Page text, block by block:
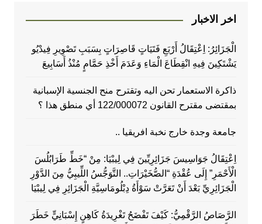
اخر الاخبار
الْجَزَائِرُ: اِعْتِقَالُ أَرْبَعِ فَتَيَاتٍ قَاصِرَاتٍ بِسَبَبِ تَصْوِيرِ فِيدْيُو
يَشْتَكِينَ فِيهِ انْقِطَاعَ الْمَاءِ وَعَدَمَ أَخْذِ حَمَّامٍ مُنْذُ أَسَابِيعَ
ذاكرة الاستعمار تحن اليه وتقترح منح الجنسية الإسبانية
بمقتضى مقترح القانون 122/000072 أي منطق هذا ؟
جامعة وجدة خارج نخبة افريقيا ..
اِعْتِقَالُ جَوَاسِيسَ جَزَائِرِيِّينَ فِي لِيبْيَا: مِنْ “خَطِّ طَرَابُلُسَ
الْأَحْمَرِ” إِلَى عُقْدَةِ “الصُّخَيْرَاتِ.. التَّوَجُّسُ اللِّيبِيُّ مِنَ الدَّوْرِ
الْجَزَائِرِيِّ بَعْدَ أَنْ تَعَرَّتْ سَوْأَةُ دِبْلُومَاسِيَّةِ الْجَزَائِرِ فِي لِيبْيَا
الرَّصَاصُ الرَّقْمِيُّ: كَيْفَ تَفْضَحُ تَغْرِيدَةُ كَاهِنٍ إِسْبَانِيٍّ خَطَرَ